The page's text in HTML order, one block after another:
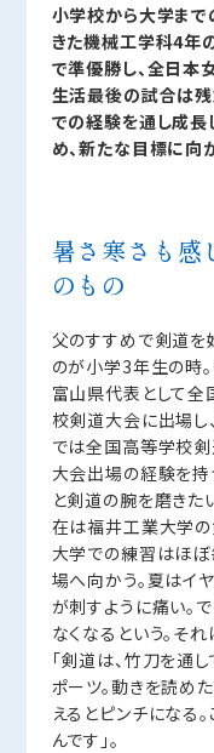
小学校から大学まで
きた機械工学科4年
で準優勝し、全日本
生活最後の試合は残
での経験を通し成長
め、新たな目標に向
暑さ寒さも感
のもの
父のすすめで剣道を
のが小学3年生の時
富山県代表として全
校剣道大会に出場し
では全国高等学校
大会出場の経験を持
と剣道の腕を磨きた
在は福井工業大学の
大学での練習はほぼ
場へ向かう。夏はイ
が刺すように痛い。
なくなるという。そ
「剣道は、竹刀を通
ポーツ。動きを読め
えるとピンチになる
んです」。